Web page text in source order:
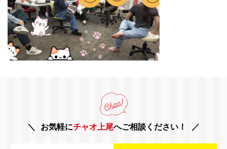
お気軽にチャオ上尾へご相談ください！